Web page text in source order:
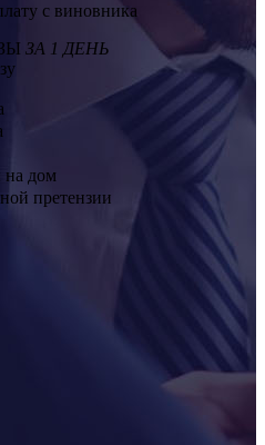
с виновника
ЗА 1 ДЕНЬ
на дом
претензии